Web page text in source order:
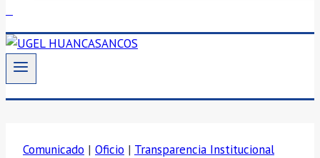
Comunicado | Oficio | Transparencia Institucional